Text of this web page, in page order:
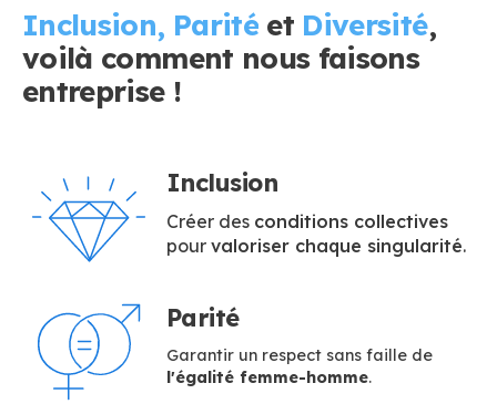
Inclusion, Paritéet Diversité,
voilà comment nous faisons
entreprise !
Inclusion
Créer des conditions collectives
pour valoriser chaque singularité.
Parité
Garantir un respect sans faille de
l'égalité femme-homme.